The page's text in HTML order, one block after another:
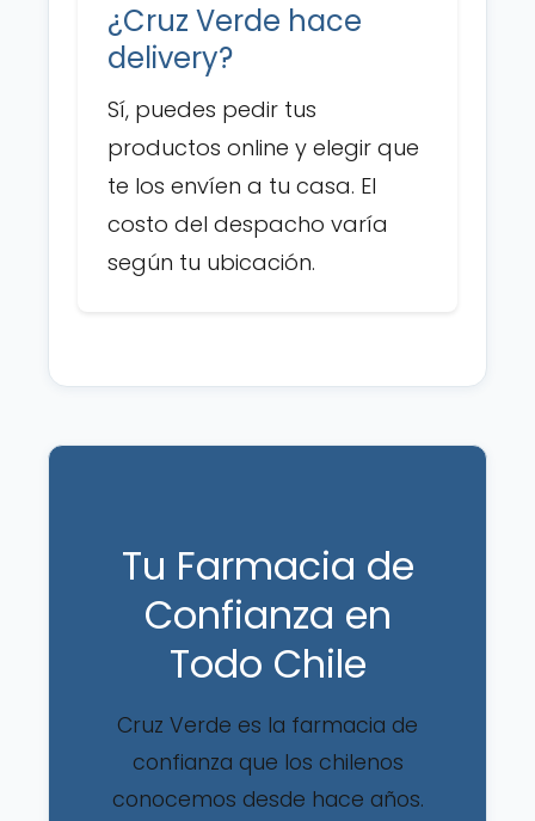
¿Cruz Verde hace
delivery?
Sí, puedes pedir tus
productos online y elegir que
te los envíen a tu casa. El
costo del despacho varía
según tu ubicación.
Tu Farmacia de
Confianza en
Todo Chile
Cruz Verde es la farmacia de
confianza que los chilenos
conocemos desde hace años.